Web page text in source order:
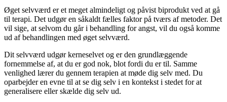
Øget selvværd er et meget almindeligt og påvist biprodukt ved at gå
til terapi. Det udgør en såkaldt fælles faktor på tværs af metoder. Det
vil sige, at selvom du går i behandling for angst, vil du også komme
ud af behandlingen med øget selvværd.
Dit selvværd udgør kerneselvet og er den grundlæggende
fornemmelse af, at du er god nok, blot fordi du er til. Samme
venlighed lærer du gennem terapien at møde dig selv med. Du
oparbejder en evne til at se dig selv i en kontekst i stedet for at
generalisere eller skælde dig selv ud.